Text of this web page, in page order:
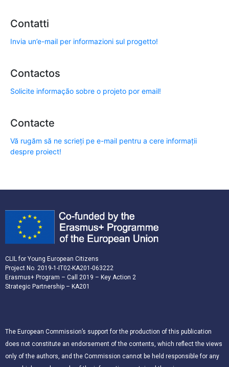
Contatti
Invia un’e-mail per informazioni sul progetto!
Contactos
Solicite informação sobre o projeto por email!
Contacte
Vă rugăm să ne scrieți pe e-mail pentru a cere informații
despre proiect!
CLIL for Young European Citizens
Project No. 2019-1-IT02-KA201-063222
Erasmus+ Program – Call 2019 – Key Action 2
Strategic Partnership – KA201
The European Commission’s support for the production of this publication
does not constitute an endorsement of the contents, which reflect the views
only of the authors, and the Commission cannot be held responsible for any